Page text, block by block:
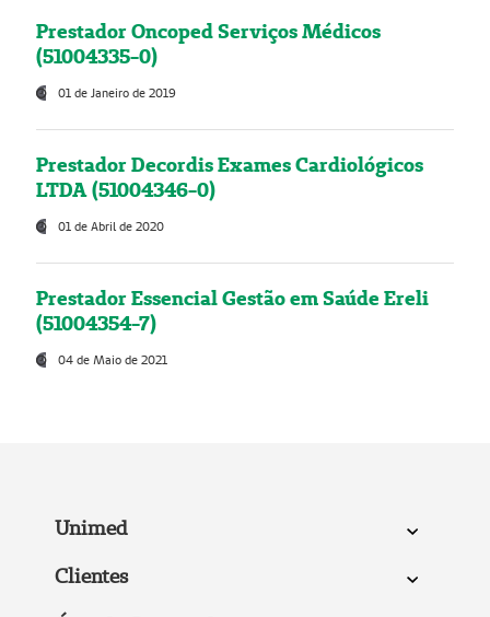
Prestador Oncoped Serviços Médicos
(51004335-0)
01 de Janeiro de 2019
Prestador Decordis Exames Cardiológicos
LTDA (51004346-0)
01 de Abril de 2020
Prestador Essencial Gestão em Saúde Ereli
(51004354-7)
04 de Maio de 2021
Unimed
Clientes